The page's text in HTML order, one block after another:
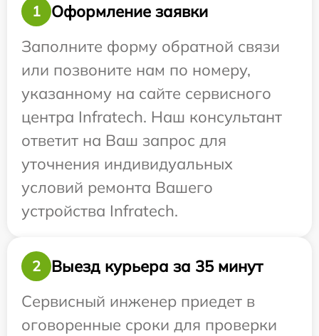
1
Оформление заявки
Заполните форму обратной связи
или позвоните нам по номеру,
указанному на сайте сервисного
центра Infratech. Наш консультант
ответит на Ваш запрос для
уточнения индивидуальных
условий ремонта Вашего
устройства Infratech.
2
Выезд курьера за 35 минут
Сервисный инженер приедет в
оговоренные сроки для проверки